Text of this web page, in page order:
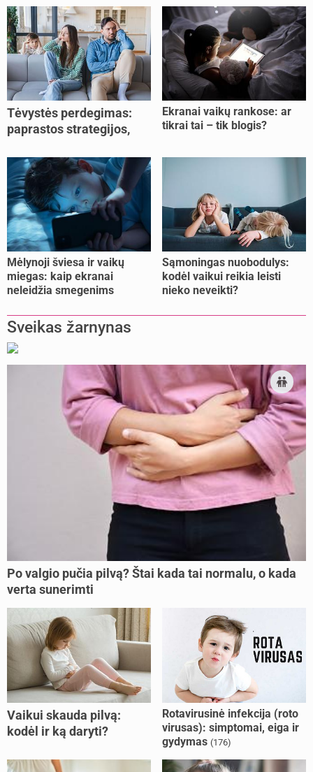
Tėvystės perdegimas:
paprastos strategijos,
jėgas
Ekranai vaikų rankose: ar
tikrai tai – tik blogis?
Mėlynoji šviesa ir vaikų
miegas: kaip ekranai
neleidžia smegenims
Sąmoningas nuobodulys:
kodėl vaikui reikia leisti
nieko neveikti?
Sveikas žarnynas
Po valgio pučia pilvą? Štai kada tai normalu, o kada
verta sunerimti
Vaikui skauda pilvą:
kodėl ir ką daryti?
Rotavirusinė infekcija (roto
virusas): simptomai, eiga ir
gydymas (176)